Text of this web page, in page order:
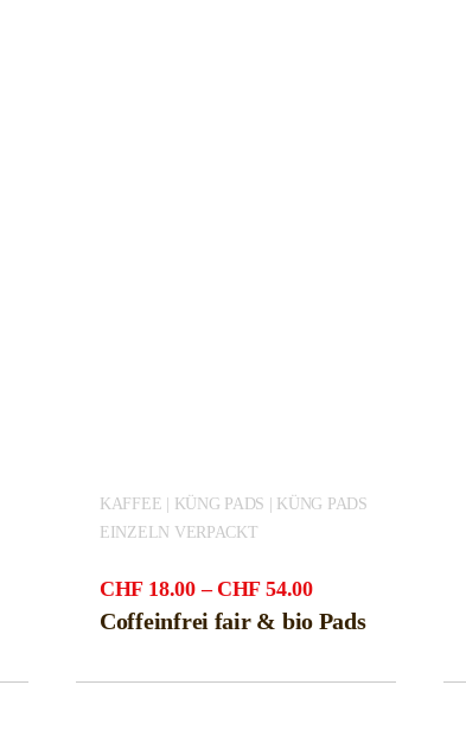
KAFFEE | KÜNG PADS | KÜNG PADS
EINZELN VERPACKT
CHF 18.00 – CHF 54.00Preisspanne:
CHF18.00
bis
Coffeinfrei fair & bio Pads